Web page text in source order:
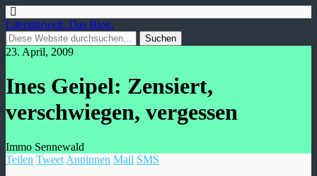
Literaturwelt. Das Blog.
23. April, 2009
Ines Geipel: Zensiert,
verschwiegen, vergessen
Immo Sennewald
Teilen Tweet Anpinnen Mail SMS